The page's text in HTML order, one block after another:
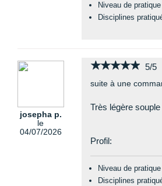
Niveau de
Disciplines
josepha p.
le
04/07/2026
★★★★★
★★★★★ 5/5
suite à une
Très légère
Profil:
Niveau de
Disciplines